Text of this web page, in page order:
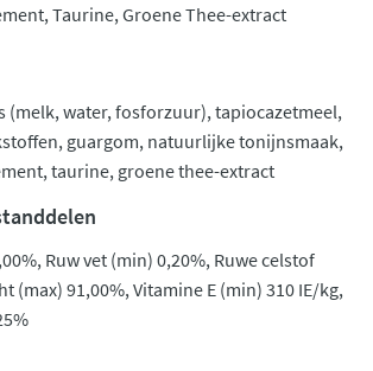
Taurine, Groene Thee-extract
(melk, water, fosforzuur), tapiocazetmeel,
guargom, natuurlijke tonijnsmaak,
taurine, groene thee-extract
Ruw vet (min) 0,20%, Ruwe celstof
(max) 91,00%, Vitamine E (min) 310 IE/kg,